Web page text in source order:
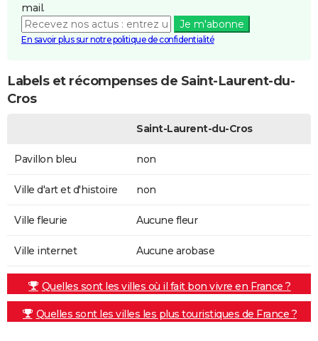
mail.
Je m'abonne
En savoir plus sur notre politique de confidentialité
Labels et récompenses de Saint-Laurent-du-
Cros
Saint-Laurent-du-Cros
Pavillon bleu non
Ville d'art et d'histoire non
Ville fleurie Aucune fleur
Ville internet Aucune arobase
Quelles sont les villes où il fait bon vivre en France ?
Quelles sont les villes les plus touristiques de France ?